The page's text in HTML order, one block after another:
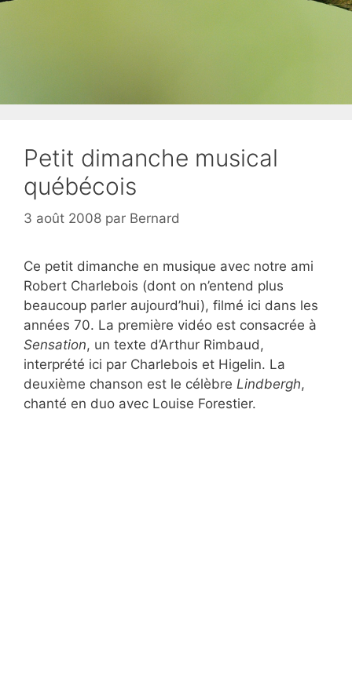
Petit dimanche musical
québécois
3 août 2008 par Bernard
Ce petit dimanche en musique avec notre ami
Robert Charlebois (dont on n’entend plus
beaucoup parler aujourd’hui), filmé ici dans les
années 70. La première vidéo est consacrée à
Sensation, un texte d’Arthur Rimbaud,
interprété ici par Charlebois et Higelin. La
deuxième chanson est le célèbre Lindbergh,
chanté en duo avec Louise Forestier.